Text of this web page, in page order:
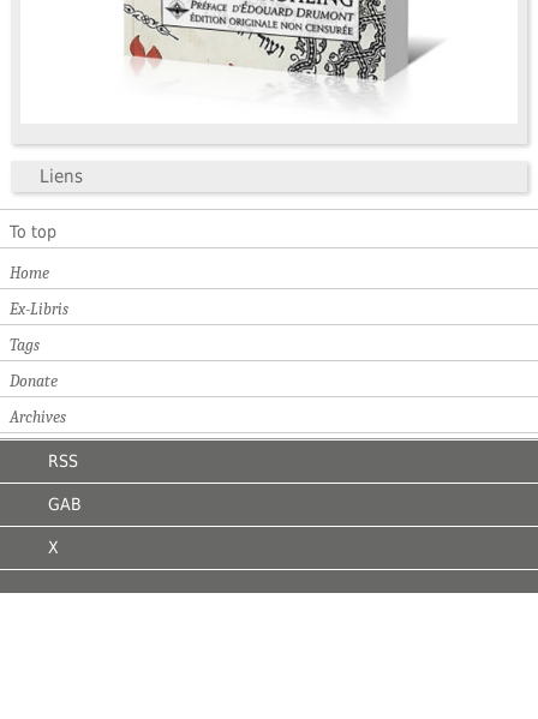
Liens
To top
Home
Ex-Libris
Tags
Donate
Archives
RSS
GAB
X